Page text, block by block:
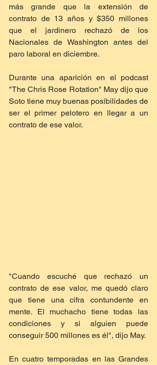
más grande que la extensión de
contrato de 13 años y $350 millones
que el jardinero rechazó de los
Nacionales de Washington antes del
paro laboral en diciembre.
Durante una aparición en el podcast
"The Chris Rose Rotation" May dijo que
Soto tiene muy buenas posibilidades de
ser el primer pelotero en llegar a un
contrato de ese valor.
"Cuando escuché que rechazó un
contrato de ese valor, me quedó claro
que tiene una cifra contundente en
mente. El muchacho tiene todas las
condiciones y si alguien puede
conseguir 500 millones es él", dijo May.
En cuatro temporadas en las Grandes